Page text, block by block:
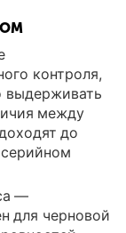
контроля,
выдерживать
между
до
—
для черновой